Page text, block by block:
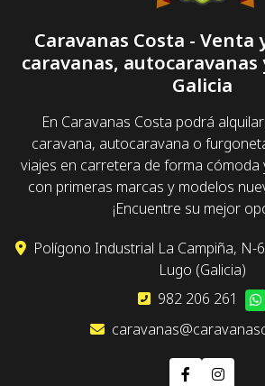
Caravanas Costa - Venta
caravanas, autocaravanas
Galicia
En Caravanas Costa podrá
caravana, autocaravana o
viajes en carretera de forma cómoda
con primeras marcas y modelos
¡Encuentre su mejor
Polígono Industrial La Campiña, N-
Lugo (Galicia)
982 206 261